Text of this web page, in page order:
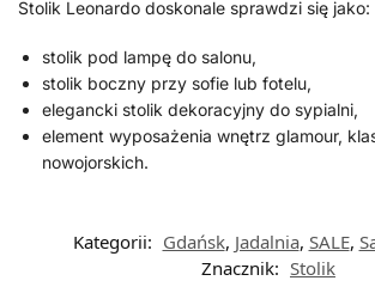
Stolik Leonardo doskonale sprawdzi się jako:
stolik pod lampę do salonu,
stolik boczny przy sofie lub fotelu,
elegancki stolik dekoracyjny do sypialni,
element wyposażenia wnętrz glamour,
nowojorskich.
Kategorii: Gdańsk, Jadalnia, SALE,
Znacznik: Stolik